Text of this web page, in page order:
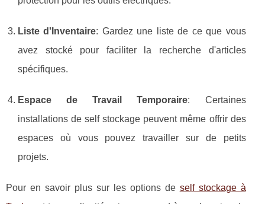
Liste d'Inventaire: Gardez une liste de ce que vous
avez stocké pour faciliter la recherche d'articles
spécifiques.
Espace de Travail Temporaire: Certaines
installations de self stockage peuvent même offrir des
espaces où vous pouvez travailler sur de petits
projets.
Pour en savoir plus sur les options de self stockage à